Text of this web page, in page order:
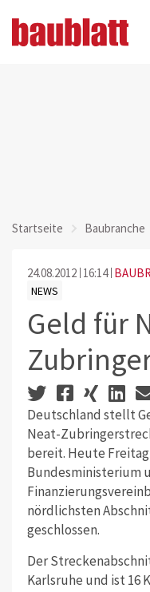
Startseite Baubranche
24.08.2012 16:14
NEWS
Geld für
Deutschland stellt
Neat-
bereit. Heute
Bundesministerium
nördlichsten
geschlossen.
Der
Karlsruhe und ist 16